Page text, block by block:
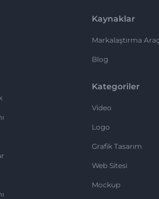
Kaynaklar
Markalaştırma
Blog
Kategoriler
Video
Logo
Grafik Tasarım
Web Sitesi
Mockup